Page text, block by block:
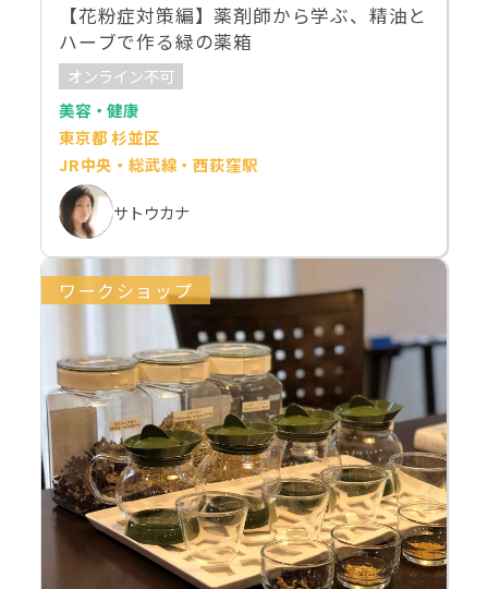
【花粉症対策編】薬剤師から学ぶ、精油と
ハーブで作る緑の薬箱
オンライン不可
美容・健康
東京都 杉並区
JR中央・総武線・西荻窪駅
サトウカナ
ワークショップ